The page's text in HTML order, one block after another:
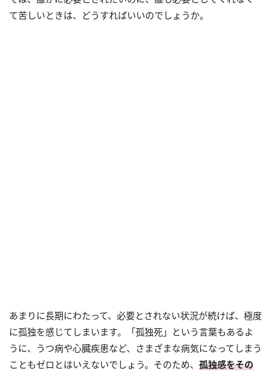
て苦しいときは、どうすればいいのでしょうか。
あまりに長期にわたって、必要とされない状況が続けば、極度
に孤独を感じてしまいます。「孤独死」という言葉もあるよ
うに、うつ病や心臓疾患など、さまざまな病気になってしまう
こともゼロとはいえないでしょう。そのため、 孤独感をその